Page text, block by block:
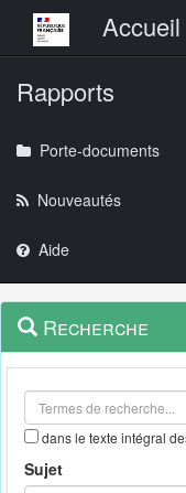
Menu principalAccueil
Rapports
Porte-documents
Nouveautés
Aide
Navigation
outils
Menu
contextuel
Recherche
dans le texte intégral
Sujet